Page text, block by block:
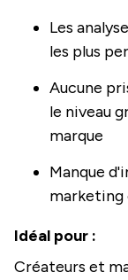
Les
les plus
Aucune
le niveau
marque
Manque
Idéal pour :
Créateurs et